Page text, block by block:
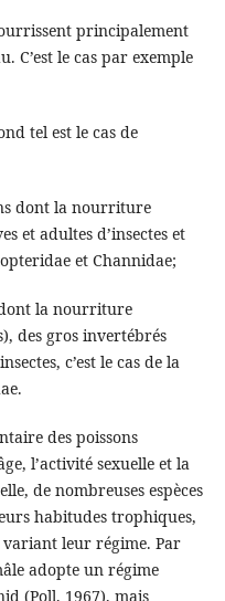
principalement
C’est le cas par exemple
tel est le cas de
dont la nourriture
et adultes d’insectes et
et Channidae;
dont la nourriture
des gros invertébrés
c’est le cas de la
des poissons
l’activité sexuelle et la
de nombreuses espèces
habitudes trophiques,
variant leur régime. Par
adopte un régime
(Poll, 1967), mais